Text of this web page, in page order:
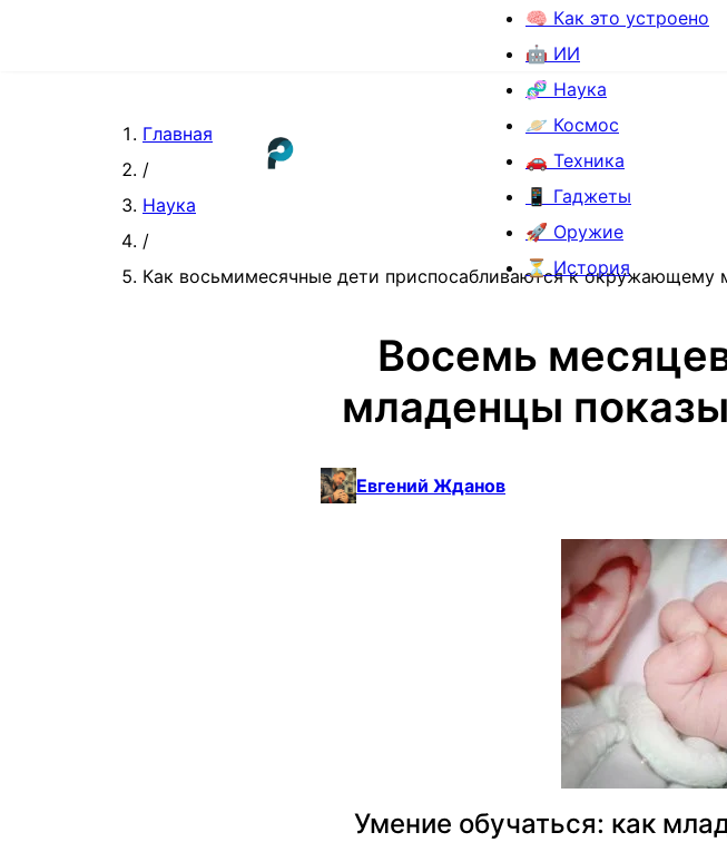
🧠 Как это устроено
🤖 ИИ
🧬 Наука
🪐 Космос
🚗 Техника
📱 Гаджеты
🚀 Оружие
⏳ История
Главная
/
Наука
/
Как восьмимесячные дети приспосабливаются к окружающему
Восемь
младенцы
Евгений Жданов
Умение обучаться: как